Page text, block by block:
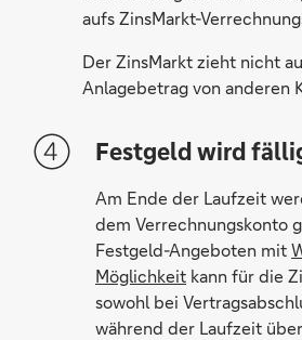
aufs ZinsMarkt-
Der ZinsMarkt zieht nicht
Anlagebetrag von anderen
Festgeld wird
Am Ende der Laufzeit
dem Verrechnungskonto
Festgeld-Angeboten mit
Möglichkeit kann für die
sowohl bei
während der Laufzeit